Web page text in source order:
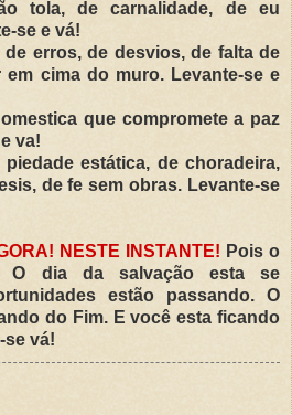
tola, de carnalidade, de eu
se e vá!
de erros, de desvios, de falta de
cima do muro. Levante-se e
que compromete a paz
va!
piedadeestática, de choradeira,
, defe sem obras. Levante-se
NESTE INSTANTE! Pois o
O dia da salvaçãoesta se
estão passando. O
do Fim. Evocê esta ficando
se vá!